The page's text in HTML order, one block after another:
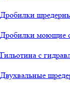
Дробилки
Дробилки моющие
Гильотина с
Двухвальные